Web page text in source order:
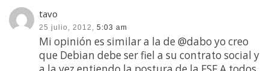
tavo
25 julio, 2012, 5:03 am
Mi opinión es similar a la de @dabo yo creo
que Debian debe ser fiel a su contrato social y